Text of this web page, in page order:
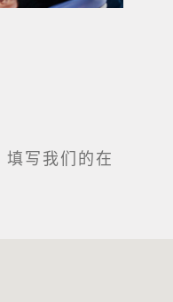
填写我们的在